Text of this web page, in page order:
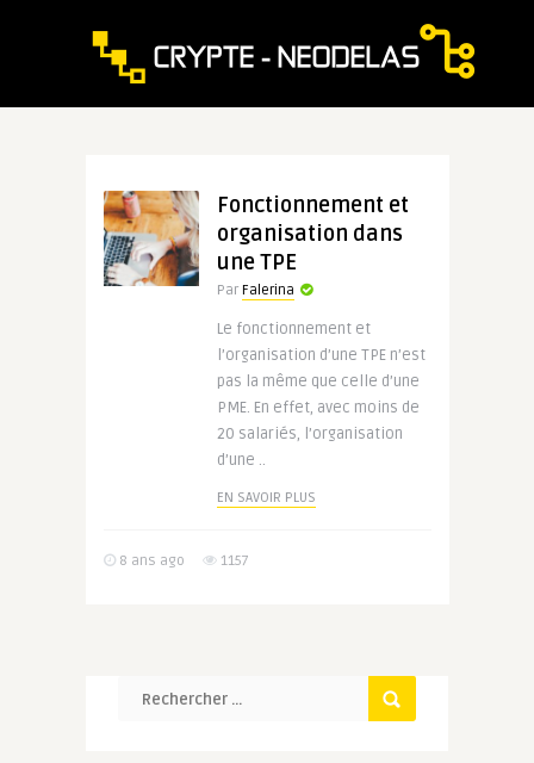
Fonctionnement et
organisation dans
une TPE
Par Falerina
Le fonctionnement et
l’organisation d’une TPE n’est
pas la même que celle d’une
PME. En effet, avec moins de
20 salariés, l’organisation
d’une ..
EN SAVOIR PLUS
8 ans ago 1157